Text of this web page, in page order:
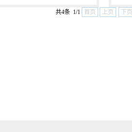
共4条 1/1 首页 上页 下页